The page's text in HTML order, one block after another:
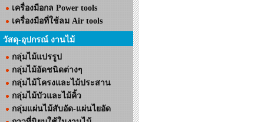
เครื่องมือกล Power tools
เครื่องมือที่ใช้ลม Air tools
วัสดุ-อุปกรณ์ งานไม้
กลุ่มไม้แปรรูป
กลุ่มไม้อัดชนิดต่างๆ
กลุ่มไม้โครงและไม้ประสาน
กลุ่มไม้บัวและไม้คิ้ว
กลุ่มแผ่นไม้สับอัด-แผ่นไยอัด